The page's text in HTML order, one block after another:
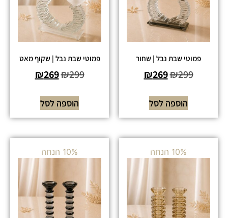
פמוטי שבת נבל | שחור
₪299
₪269
הוספה לסל
פמוטי שבת נבל | שקוף מאט
₪299
₪269
הוספה לסל
10% הנחה 10% הנחה